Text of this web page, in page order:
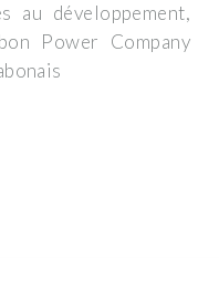
au développement,
Power Company